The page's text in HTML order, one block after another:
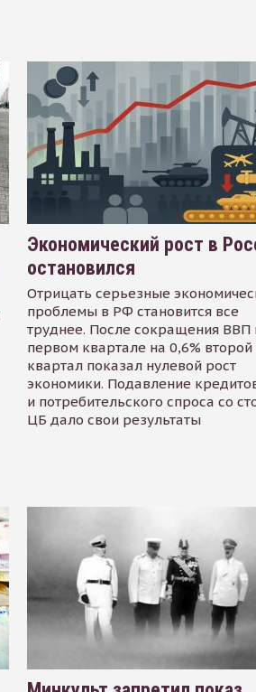
Экономический рост в
остановился
Отрицать серьезные
проблемы в РФ становится все
труднее. После сокращения ВВП
первом квартале на 0,6% второй
квартал показал нулевой рост
экономики. Подавление
и потребительского спроса со
ЦБ дало свои результаты